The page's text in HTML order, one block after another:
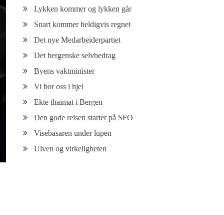
Lykken kommer og lykken går
Snart kommer heldigvis regnet
Det nye Medarbeiderpartiet
Det bergenske selvbedrag
Byens vaktminister
Vi bor oss i hjel
Ekte thaimat i Bergen
Den gode reisen starter på SFO
Visebasaren under lupen
Ulven og virkeligheten